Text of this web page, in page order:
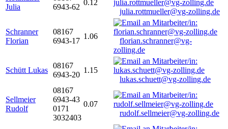
Julia
6943-62
0.12
julia.rottmueller@vg-zolling.de
Schranner
Florian
08167
6943-17
1.06
florian.schranner@vg-
zolling.de
Schütt Lukas
08167
6943-20
1.15
lukas.schuett@vg-zolling.de
Sellmeier
Rudolf
08167
6943-43
0171
3032403
0.07
rudolf.sellmeier@vg-zolling.de